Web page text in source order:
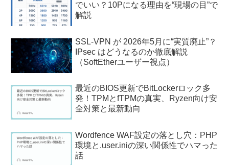
でいい？10Pになる理由を“現場の目”で
解説
SSL-VPN が 2026年5月に“実質廃止”？
IPsec はどうなるのか徹底解説
（SoftEtherユーザー視点）
最近のBIOS更新でBitLockerロック多
発！TPMとfTPMの真実、Ryzen向け安
全対策と最新動向
Wordfence WAF設定の落とし穴：PHP
環境と.user.iniの深い関係性でハマった
話